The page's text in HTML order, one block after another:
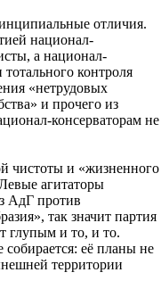
отличия.
национал-
а национал-
контроля
«нетрудовых
и прочего из
консерваторам не
чистоты и «жизненного
агитаторы
АдГ против
так значит партия
глупым и то, и то.
её планы не
территории